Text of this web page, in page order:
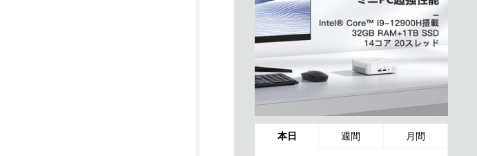
本日 週間 月間